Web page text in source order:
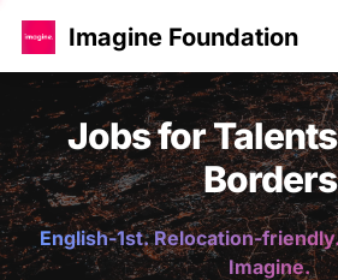
Imagine Foundation
Jobs for
Borders
English-1st. Relocation-
Imagine.